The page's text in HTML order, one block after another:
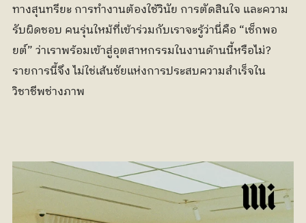
ทางสุนทรียะ การทำงานต้องใช้วินัย การตัดสินใจ และความ
รับผิดชอบ คนรุ่นใหม้ที่เข้าร่วมกับเราจะรู้ว่านี่คือ “เช็กพอ
ยต์” ว่าเราพร้อมเข้าสู่อุตสาหกรรมในงานด้านนี้หรือไม่?
รายการนี้จึง ไม่ใช่เส้นชัยแห่งการประสบความสำเร็จใน
วิชาชีพช่างภาพ